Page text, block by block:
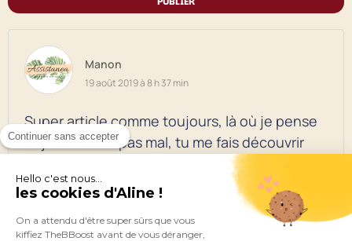
Continuer sans accepter
Hello c'est nous...
les cookies d'Aline !
On a attendu d'être super sûrs que vous
kiffiez TheBBoost avant de vous déranger,
Manon
19 août 2019 à 8 h 37 min
Super article comme toujours, là où je pense
déjà en savoir pas mal, tu me fais découvrir
encore de nouvelles applications c’est
vraiment génial
Merci énormément Aline, tu es là meilleure